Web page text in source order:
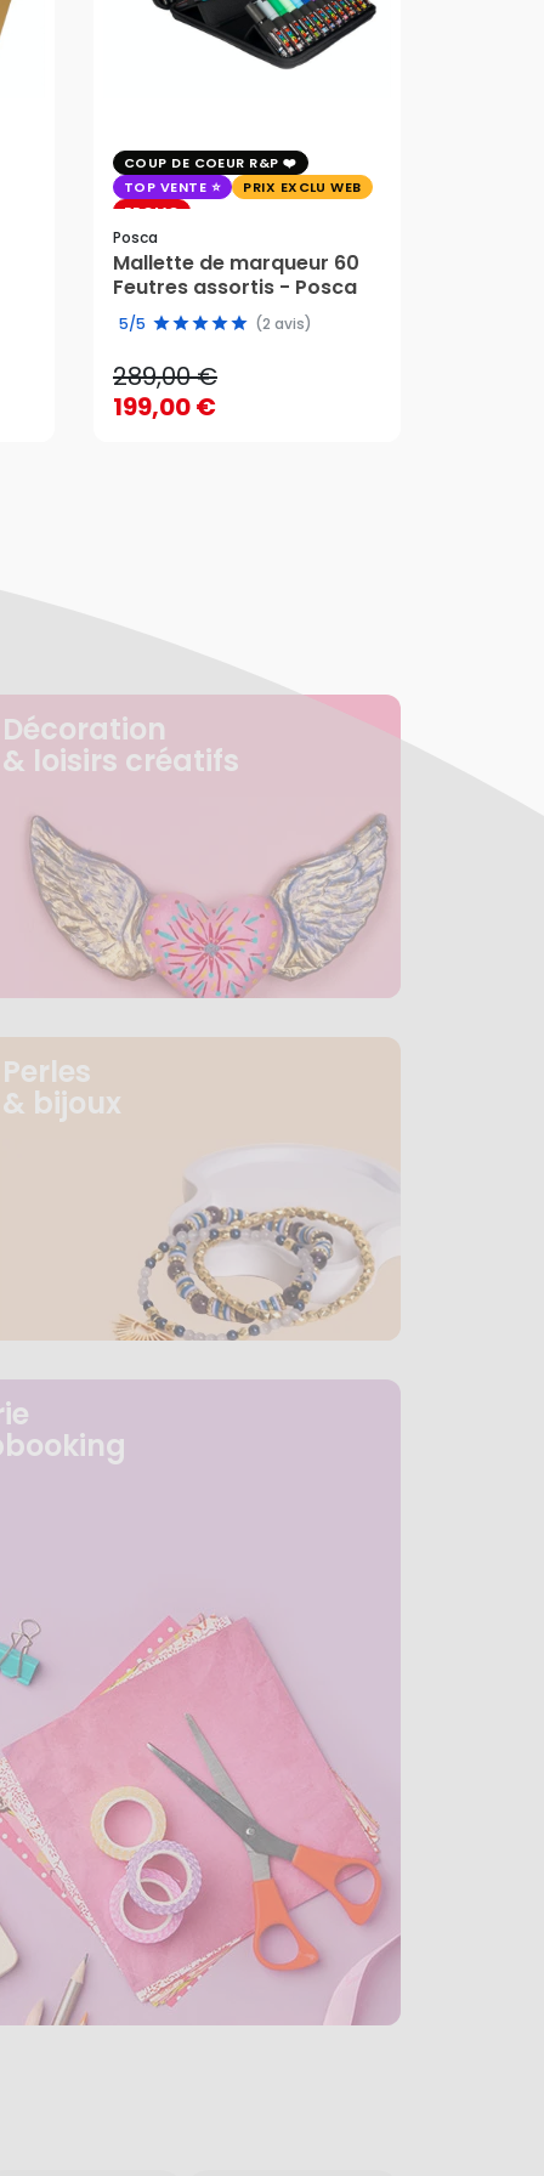
COUP DE COEUR R&P
TOP VENTE
PRIX EXCLU WEB
PROMO
Posca
Mallette de marqueur 60
Feutres assortis - Posca
5/5 (2 avis)
289,00 €
199,00 €
289,00 €
199,00 €
AJOUTER AU PANIER
Décoration
& loisirs créatifs
Perles
& bijoux